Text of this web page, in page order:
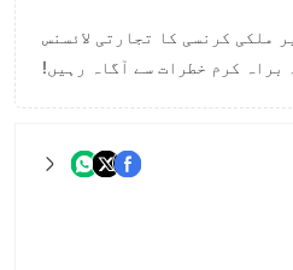
ملکی کرنسی کا تجارتی لائسنس
براہ کرم خطرات سے آگاہ رہیں!